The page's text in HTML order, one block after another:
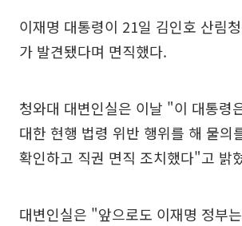
이재명 대통령이 21일 김인호 산림
가 발견됐다며 면직했다.
청와대 대변인실은 이날 "이 대통령
대한 현행 법령 위반 행위를 해 물의
확인하고 직권 면직 조치했다"고 밝
대변인실은 "앞으로도 이재명 정부